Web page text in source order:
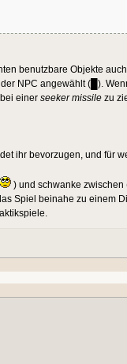
benutzbare Objekte
NPC angewählt (█).
einer seeker missile zu
ihr bevorzugen, und für
) und schwanke
Spiel beinahe zu einem